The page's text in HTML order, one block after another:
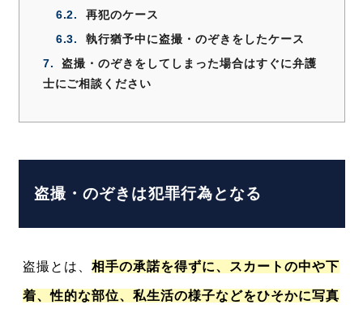
6.2.
再犯のケース
6.3.
執行猶予中に盗撮・のぞきをしたケース
7.
盗撮・のぞきをしてしまった場合はすぐに弁護
士にご相談ください
盗撮・のぞきは犯罪行為となる
盗撮とは、相手の承諾を得ずに、スカートの中や下
着、性的な部位、私生活の様子などをひそかに写真